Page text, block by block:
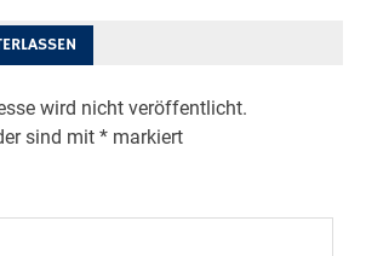
wird nicht veröffentlicht.
sind mit* markiert